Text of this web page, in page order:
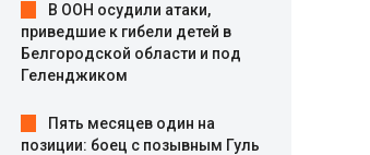
В ООН осудили атаки,
приведшие к гибели детей в
Белгородской области и под
Геленджиком
Пять месяцев один на
позиции: боец с позывным Гуль